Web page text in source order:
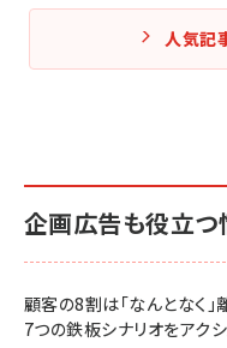
人気記
企画広告も役立つ
顧客の8割は「なんとなく
7つの鉄板シナリオをアク